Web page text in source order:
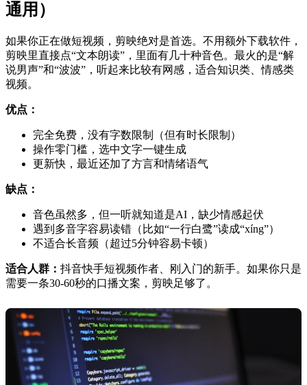
通用）
如果你正在做短视频，剪映绝对是首选。不用额外下载软件，
剪映里直接点“文本朗读”，里面有几十种音色。最火的是“解
说男声”和“波波”，听起来比较有网感，适合知识类、情感类
视频。
优点：
完全免费，没有字数限制（但有时长限制）
操作零门槛，选中文字一键生成
更新快，最近还加了方言和情绪语气
缺点：
音色虽然多，但一听就知道是AI，缺少情感起伏
遇到多音字容易读错（比如“一行白鹭”读成“xíng”）
不适合长音频（超过5分钟容易卡顿）
适合人群： 抖音快手短视频作者、刚入门的新手。如果你只是
需要一条30-60秒的口播文案，剪映足够了。